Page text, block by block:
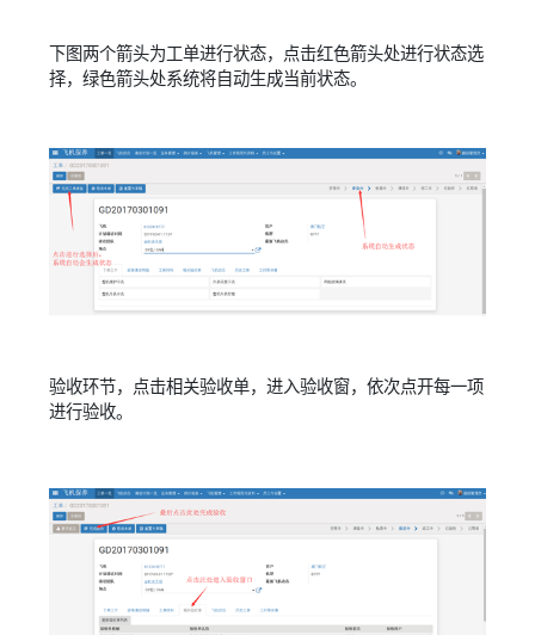
下图两个箭头为工单进行状态，点击红色箭头处进行状态选
择，绿色箭头处系统将自动生成当前状态。
验收环节，点击相关验收单，进入验收窗，依次点开每一项
进行验收。